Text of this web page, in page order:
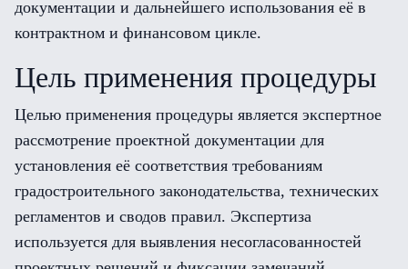
документации и дальнейшего использования её в
контрактном и финансовом цикле.
Цель применения процедуры
Целью применения процедуры является экспертное
рассмотрение проектной документации для
установления её соответствия требованиям
градостроительного законодательства, технических
регламентов и сводов правил. Экспертиза
используется для выявления несогласованностей